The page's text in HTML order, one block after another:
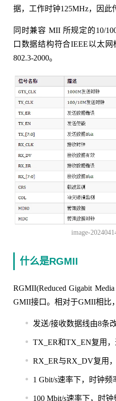
据，工作时钟125MHz，因此
同时兼容 MII 所规定的10/
口数据结构符合IEEE以太
802.3-2000。
image-
什么是RGMII
RGMII(Reduced Gigabit
GMII接口。相对于GMII相比
发送/接收数据线由8条
TX_ER和TX_EN复用
RX_ER与RX_DV复用
1 Gbit/s速率下，时钟频
100 Mbit/s速率下，时